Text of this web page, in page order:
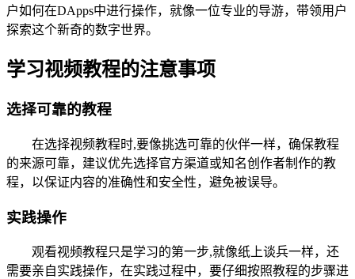
户如何在DApps中进行操作，就像一位专业的导游，带领用户
探索这个新奇的数字世界。
学习视频教程的注意事项
选择可靠的教程
在选择视频教程时,要像挑选可靠的伙伴一样，确保教程
的来源可靠，建议优先选择官方渠道或知名创作者制作的教
程，以保证内容的准确性和安全性，避免被误导。
实践操作
观看视频教程只是学习的第一步,就像纸上谈兵一样，还
需要亲自实践操作，在实践过程中，要仔细按照教程的步骤进